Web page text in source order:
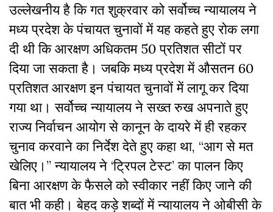
उल्लेखनीय है कि गत शुक्रवार को सर्वोच्च न्यायालय ने
मध्य प्रदेश के पंचायत चुनावों में यह कहते हुए रोक लगा
दी थी कि आरक्षण अधिकतम 50 प्रतिशत सीटों पर
दिया जा सकता है। जबकि मध्य प्रदेश में औसतन 60
प्रतिशत आरक्षण इन पंचायत चुनावों में लागू कर दिया
गया था। सर्वोच्च न्यायालय ने सख्त रुख अपनाते हुए
राज्य निर्वाचन आयोग से कानून के दायरे में ही रहकर
चुनाव करवाने का निर्देश देते हुए कहा था, “आग से मत
खेलिए।” न्यायालय ने ‘ट्रिपल टेस्ट’ का पालन किए
बिना आरक्षण के फैसले को स्वीकार नहीं किए जाने की
बात भी कही। बेहद कड़े शब्दों में न्यायालय ने ओबीसी के